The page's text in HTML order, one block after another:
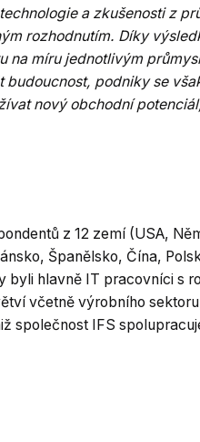
a zkušenosti z
rozhodnutím. Díky
na míru jednotlivým
podniky se
nový obchodní
z 12 zemí (USA,
Španělsko, Čína,
byli hlavně IT pracovníci s
včetně výrobního
společnost IFS